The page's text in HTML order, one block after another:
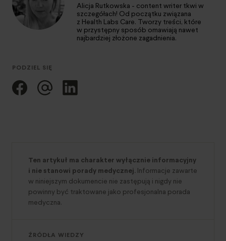
Alicja Rutkowska - content writer tkwi w
szczegółach! Od początku związana
z Health Labs Care. Tworzy treści, które
w przystępny sposób omawiają nawet
najbardziej złożone zagadnienia.
PODZIEL SIĘ
Ten artykuł ma charakter wyłącznie informacyjny
i nie stanowi porady medycznej. Informacje zawarte
w niniejszym dokumencie nie zastępują i nigdy nie
powinny być traktowane jako profesjonalna porada
medyczna.
ŹRÓDŁA WIEDZY